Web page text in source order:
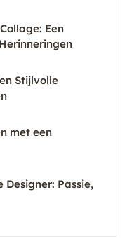
Een
Stijlvolle
met een
Designer: Passie,